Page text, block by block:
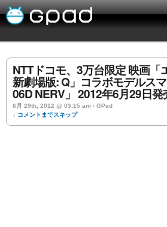
NTTドコモ、3万台限定 映画「
新劇場版: Q」コラボモデルス
06D NERV」 2012年6月29日発
6月 29th, 2012 @ 03:15 am › GPad
↓ コメントまでスキップ